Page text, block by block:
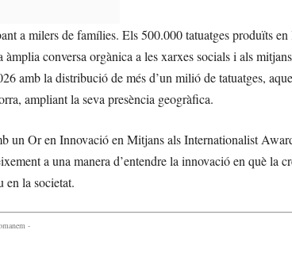
a milers de famílies. Els 500.000 tatuatges produïts en
conversa orgànica a les xarxes socials i als
amb la distribució de més d’un milió de tatuatges,
ampliant la seva presència geogràfica.
un Or en Innovació en Mitjans als Internationalist
a una manera d’entendre la innovació en què la
en la societat.
-